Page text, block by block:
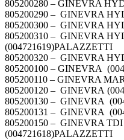
805200280 – GINEVRA
805200290 – GINEVRA
805200300 – GINEVRA
805200310 – GINEVRA
(004721619)PALAZZETTI
805200320 – GINEVRA
805200100 – GINEVRA
805200110 – GINEVRA
805200120 – GINEVRA
805200130 – GINEVRA
805200131 – GINEVRA
805200150 – GINEVRA
(004721618)PALAZZETTI